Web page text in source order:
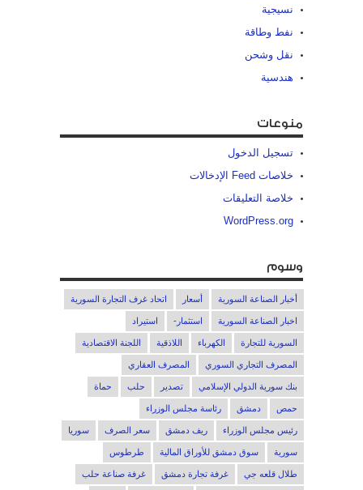
نسيجية
نفط وطاقة
نقل وشحن
هندسية
منوعات
تسجيل الدخول
خلاصات Feed الإدخالات
خلاصة التعليقات
WordPress.org
وسوم
أخبار الصناعة السورية أسعار اتحاد غرف التجارة السورية
اخبار الصناعة السورية استثمار- استيراد
السورية للتجارة الكهرباء اللاذقية اللجنة الاقتصادية
المصرف التجاري السوري المصرف العقاري
بنك سورية الدولي الإسلامي تصدير حلب حماة
حمص دمشق رئاسة مجلس الوزراء
رئيس مجلس الوزراء ريف دمشق سعر الصرف سوريا
سورية سوق دمشق للأوراق المالية طرطوس
طلال قلعه جي غرفة تجارة دمشق غرفة صناعة حلب